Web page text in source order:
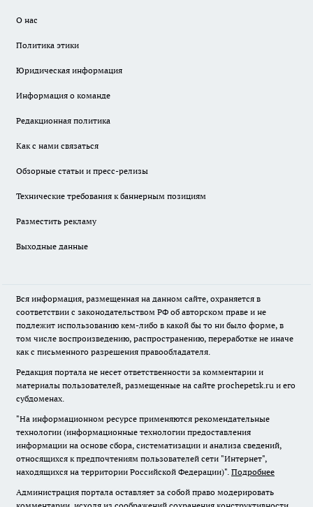
О нас
Политика этики
Юридическая информация
Информация о команде
Редакционная политика
Как с нами связаться
Обзорные статьи и пресс-релизы
Технические требования к баннерным позициям
Разместить рекламу
Выходные данные
Вся информация, размещенная на данном сайте, охраняется в
соответствии с законодательством РФ об авторском праве и не
подлежит использованию кем-либо в какой бы то ни было форме, в
том числе воспроизведению, распространению, переработке не иначе
как с письменного разрешения правообладателя.
Редакция портала не несет ответственности за комментарии и
материалы пользователей, размещенные на сайте prochepetsk.ru и его
субдоменах.
"На информационном ресурсе применяются рекомендательные
технологии (информационные технологии предоставления
информации на основе сбора, систематизации и анализа сведений,
относящихся к предпочтениям пользователей сети "Интернет",
находящихся на территории Российской Федерации)". Подробнее
Администрация портала оставляет за собой право модерировать